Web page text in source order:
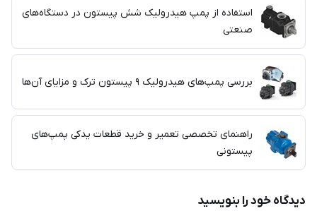
استفاده از پمپ هیدرولیک شش پیستون در دستگاه‌های
صنعتی
بررسی پمپ‌های هیدرولیک ۹ پیستون ترک و مزایای آن‌ها
راهنمای تخصصی تعمیر و خرید قطعات یدکی پمپ‌های
پیستونی
دیدگاه خود را بنویسید